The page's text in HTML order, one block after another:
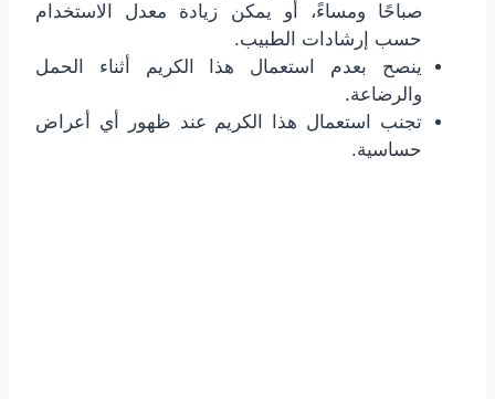
صباحًا ومساءً، أو يمكن زيادة معدل الاستخدام
حسب إرشادات الطبيب.
ينصح بعدم استعمال هذا الكريم أثناء الحمل
والرضاعة.
تجنب استعمال هذا الكريم عند ظهور أي أعراض
حساسية.